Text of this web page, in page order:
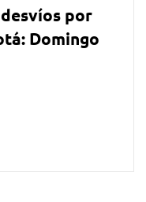
por
Domingo